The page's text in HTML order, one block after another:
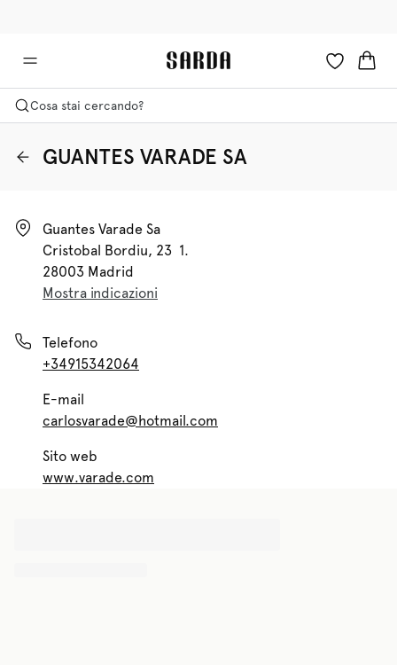
Cosa stai cercando?
GUANTES VARADE SA
Guantes Varade Sa
Cristobal Bordiu, 23  1.
28003 Madrid
Mostra indicazioni
Telefono
+34915342064
E-mail
carlosvarade@hotmail.com
Sito web
www.varade.com